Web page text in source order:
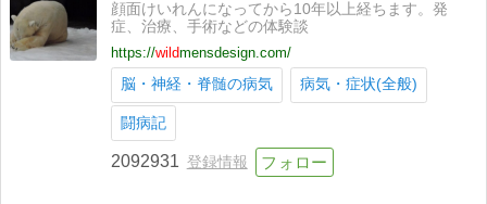
顔面けいれんになってから10年以上経ちます。発
症、治療、手術などの体験談
https://wildmensdesign.com/
脳・神経・脊髄の病気
病気・症状(全般)
闘病記
2092931 登録情報